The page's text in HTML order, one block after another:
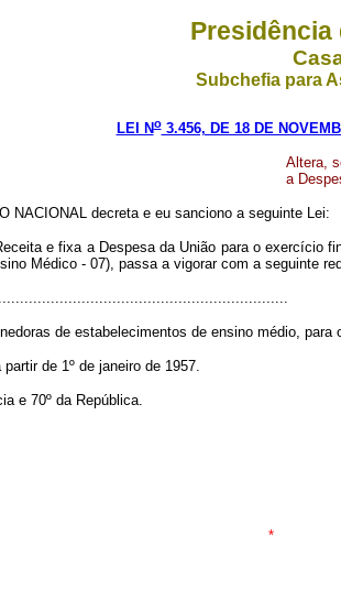
Presidência
Subchefia para
LEI No3.456, DE 18 DE
Altera,
a
NACIONAL decreta e eu sanciono a seguinte Lei:
e fixa a Despesa da União para o exercício
Médico - 07), passa a vigorar com a seguinte
de estabelecimentos de ensino médio,
de 1º de janeiro de 1957.
e 70º da República.
*